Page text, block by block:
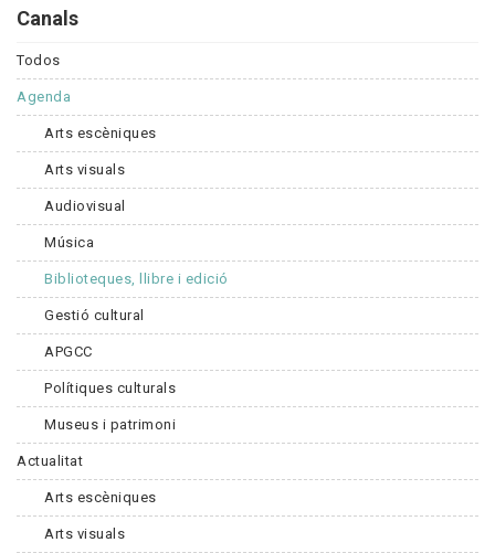
Canals
Todos
Agenda
Arts escèniques
Arts visuals
Audiovisual
Música
Biblioteques, llibre i edició
Gestió cultural
APGCC
Polítiques culturals
Museus i patrimoni
Actualitat
Arts escèniques
Arts visuals